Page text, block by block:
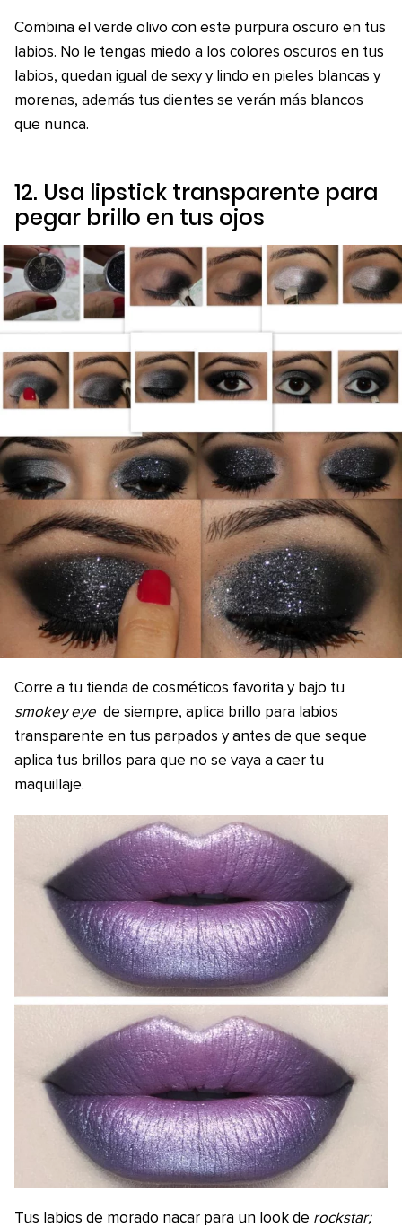
Combina el verde olivo con este purpura oscuro en tus
labios. No le tengas miedo a los colores oscuros en tus
labios, quedan igual de sexy y lindo en pieles blancas y
morenas, además tus dientes se verán más blancos
que nunca.
12. Usa lipstick transparente para
pegar brillo en tus ojos
Corre a tu tienda de cosméticos favorita y bajo tu
smokey eye de siempre, aplica brillo para labios
transparente en tus parpados y antes de que seque
aplica tus brillos para que no se vaya a caer tu
maquillaje.
Tus labios de morado nacar para un look de rockstar;